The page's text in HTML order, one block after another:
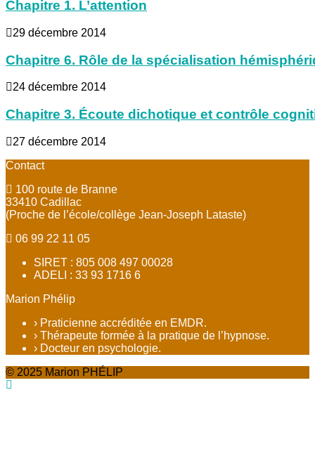
Chapitre 1. L’attention
29 décembre 2014
Chapitre 6. Rôle de la spécialisation
24 décembre 2014
Chapitre 3. Écoute dichotique et contrôle
27 décembre 2014
Contact
100 route de Branne
33410 Cadillac
(Proche de l’école/collège Jean-Joseph Lataste)
06 99 22 11 05
SIRET : 805 008 497 00028
ADELI : 33 93 1716 6
Marion Phélip
› Praticienne accréditée en EMDR.
› Thérapeute formée à la pratique de l’hypnose.
› Docteur en psychologie.
© 2025 Marion PHÉLIP